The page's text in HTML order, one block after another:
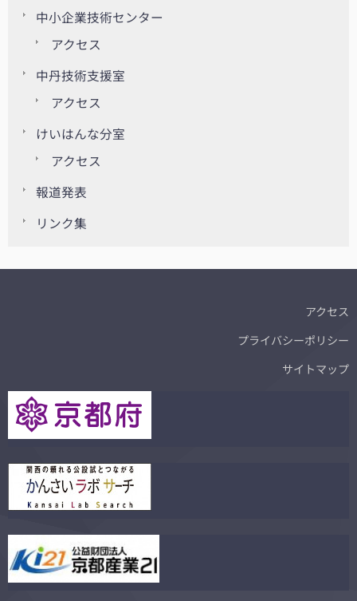
中小企業技術センター
アクセス
中丹技術支援室
アクセス
けいはんな分室
アクセス
報道発表
リンク集
アクセス
プライバシーポリシー
サイトマップ